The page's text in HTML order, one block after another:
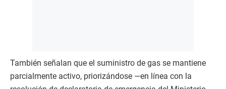
También señalan que el suministro de gas se mantiene
parcialmente activo, priorizándose —en línea con la